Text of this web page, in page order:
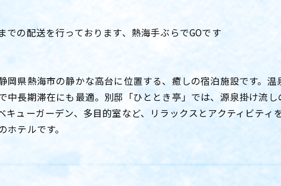
での配送を行っております、熱海手ぶらでGOです
岡県熱海市の静かな高台に位置する、癒しの宿泊施設です。
中長期滞在にも最適。別邸「ひととき亭」では、源泉掛け流
キューガーデン、多目的室など、リラックスとアクティビテ
テルです。